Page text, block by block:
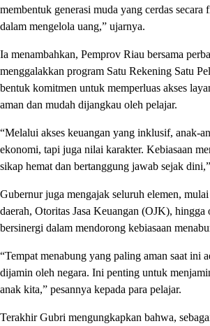
membentuk generasi muda yang cerdas secara
dalam mengelola uang,” ujarnya.
Ia menambahkan, Pemprov Riau bersama
menggalakkan program Satu Rekening Satu
bentuk komitmen untuk memperluas akses
aman dan mudah dijangkau oleh pelajar.
“Melalui akses keuangan yang inklusif, anak-
ekonomi, tapi juga nilai karakter. Kebiasaan
sikap hemat dan bertanggung jawab sejak
Gubernur juga mengajak seluruh elemen,
daerah, Otoritas Jasa Keuangan (OJK), hingga
bersinergi dalam mendorong kebiasaan
“Tempat menabung yang paling aman saat ini
dijamin oleh negara. Ini penting untuk
anak kita,” pesannya kepada para pelajar.
Terakhir Gubri mengungkapkan bahwa,